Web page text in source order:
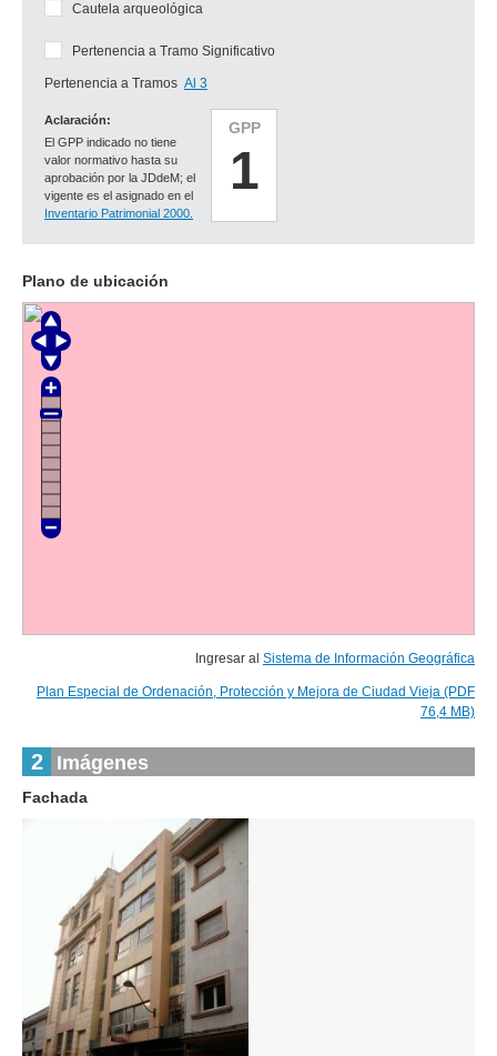
GPP
1
Aclaración:
El GPP indicado no tiene
valor normativo hasta su
aprobación por la JDdeM; el
vigente es el asignado en el
Inventario Patrimonial 2000.
Cautela arqueológica
Pertenencia a Tramo Significativo
Pertenencia a Tramos Al 3
Plano de ubicación
Ingresar al Sistema de Información Geográfica
Plan Especial de Ordenación, Protección y Mejora de Ciudad Vieja (PDF
76,4 MB)
2 Imágenes
Fachada